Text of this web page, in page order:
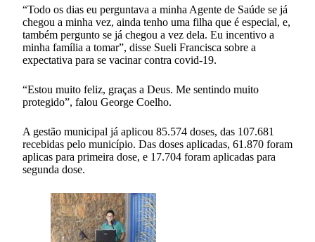
“Todo os dias eu perguntava a minha Agente de Saúde se já
chegou a minha vez, ainda tenho uma filha que é especial, e,
também pergunto se já chegou a vez dela. Eu incentivo a
minha família a tomar”, disse Sueli Francisca sobre a
expectativa para se vacinar contra covid-19.
“Estou muito feliz, graças a Deus. Me sentindo muito
protegido”, falou George Coelho.
A gestão municipal já aplicou 85.574 doses, das 107.681
recebidas pelo município. Das doses aplicadas, 61.870 foram
aplicas para primeira dose, e 17.704 foram aplicadas para
segunda dose.